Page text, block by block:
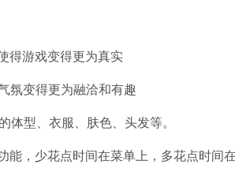
得游戏变得更为真实
氛变得更为融洽和有趣
型、衣服、肤色、头发等。
，少花点时间在菜单上，多花点时间